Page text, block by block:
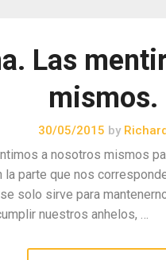
Las
mismos.
30/05/2015 by
a nosotros mismos
parte que nos
solo sirve para
nuestros anhelos, …